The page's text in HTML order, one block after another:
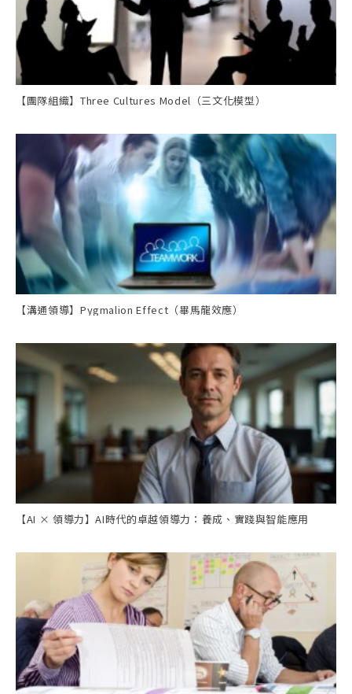
【團隊組織】Three Cultures Model（三文化模型）
【溝通領導】Pygmalion Effect（畢馬龍效應）
【AI × 領導力】AI時代的卓越領導力：養成、實踐與智能應用